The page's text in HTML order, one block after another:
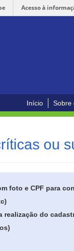
Acesso à
Início Sobre
ou
foto e CPF para
do